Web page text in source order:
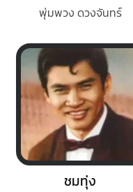
พุ่มพวง ดวงจันทร์
ชมทุ่ง